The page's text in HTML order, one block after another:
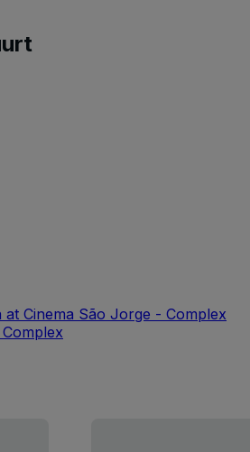
at Cinema São Jorge - Complex